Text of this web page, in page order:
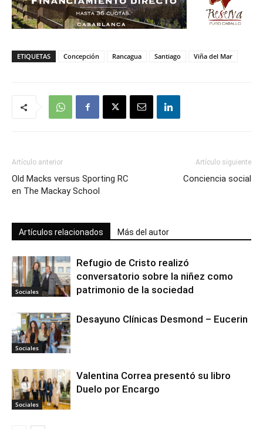
ETIQUETAS Concepción Rancagua Santiago Viña del Mar
Artículo anterior
Old Macks versus Sporting RC
en The Mackay School
Artículo siguiente
Conciencia social
Artículos relacionados Más del autor
Sociales
Refugio de Cristo realizó
conversatorio sobre la niñez como
patrimonio de la sociedad
Sociales
Desayuno Clínicas Desmond – Eucerin
Sociales
Valentina Correa presentó su libro
Duelo por Encargo